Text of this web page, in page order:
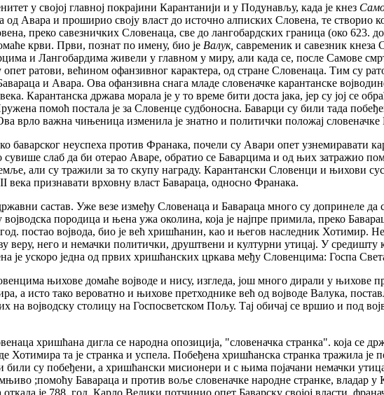
у својој главној покрајини Карантанији и у Подунављу, када је кнез
од Авара и проширио своју власт до источно алписких Словена, те створио
преко савезничких Словенаца, све до лангобардских граница (око 623.
крви. Први, познат по имену, био је Валук, савременик и савезник кнеза
и Лангобардима живели у главном у миру, али када се, после Самове
ратови, већином офанзивног карактера, од стране Словенаца. Тим су
и Авара. Ова офанзивна снага младе словеначке карантанске
Карантанска држава морала је у то време бити доста јака, јер су јој се
помоћ постала је за Словенце судбоносна. Баварци су били тада
врло важна чињеница изменила је знатно и политички положај словеначке
баварског неуспеха против Франака, почели су Авари опет узнемиравати
сувише слаб да би отерао Аваре, обратио се Баварцима и од њих затражио
али су тражили за то скупу награду. Карантански Словенци и њихови
века признавати врховну власт Бавараца, односно Франака.
састав. Уже везе између Словенаца и Бавараца много су допринеле да
војводска породица и њена ужа околина, која је најпре примила, преко
постао војвода, био је већ хришћанин, као и његов наследник Хотимир.
веру, него и немачки политички, друштвени и културни утицај. У средишту
је ускоро једна од првих хришћанских цркава међу Словенцима: Госпа
њихове домаће војводе и нису, изгледа, још много дирали у њихове
а исто тако вероватно и њихове претходнике већ од војводе Валука,
на војводску столицу на Госпосветском Пољу. Тај обичај се вршио и под
хришћана дигла се народна опозиција, "словеначка странка". која се
Хотимира та је странка и успела. Побеђена хришћанска странка тражила је
су побеђени, а хришћански мисионери и с њима појачани немачки
;помоћу Бавараца и против воље словеначке народне странке, владар у
је 788. год. Карло Велики потчинио опет Баварску својој власти,